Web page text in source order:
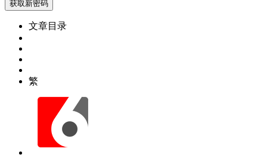
文章目录
繁